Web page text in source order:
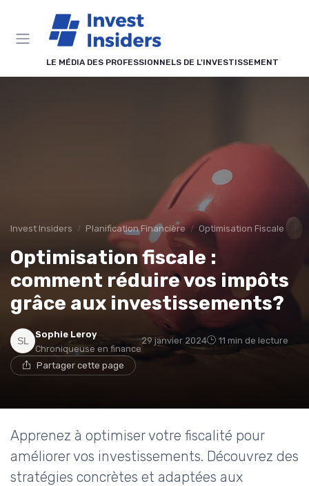
LE MÉDIA DES PROFESSIONNELS DE L'INVESTISSEMENT
Invest Insiders Planification Financière Optimisation Fiscale
Optimisation fiscale :
comment réduire vos impôts
grâce aux investissements?
Sophie Leroy
Chroniqueuse en finance
29 janvier 2024 11 min de lecture
Partager cette page
Apprenez à optimiser votre fiscalité pour
améliorer vos investissements. Découvrez des
stratégies concrètes et adaptées aux